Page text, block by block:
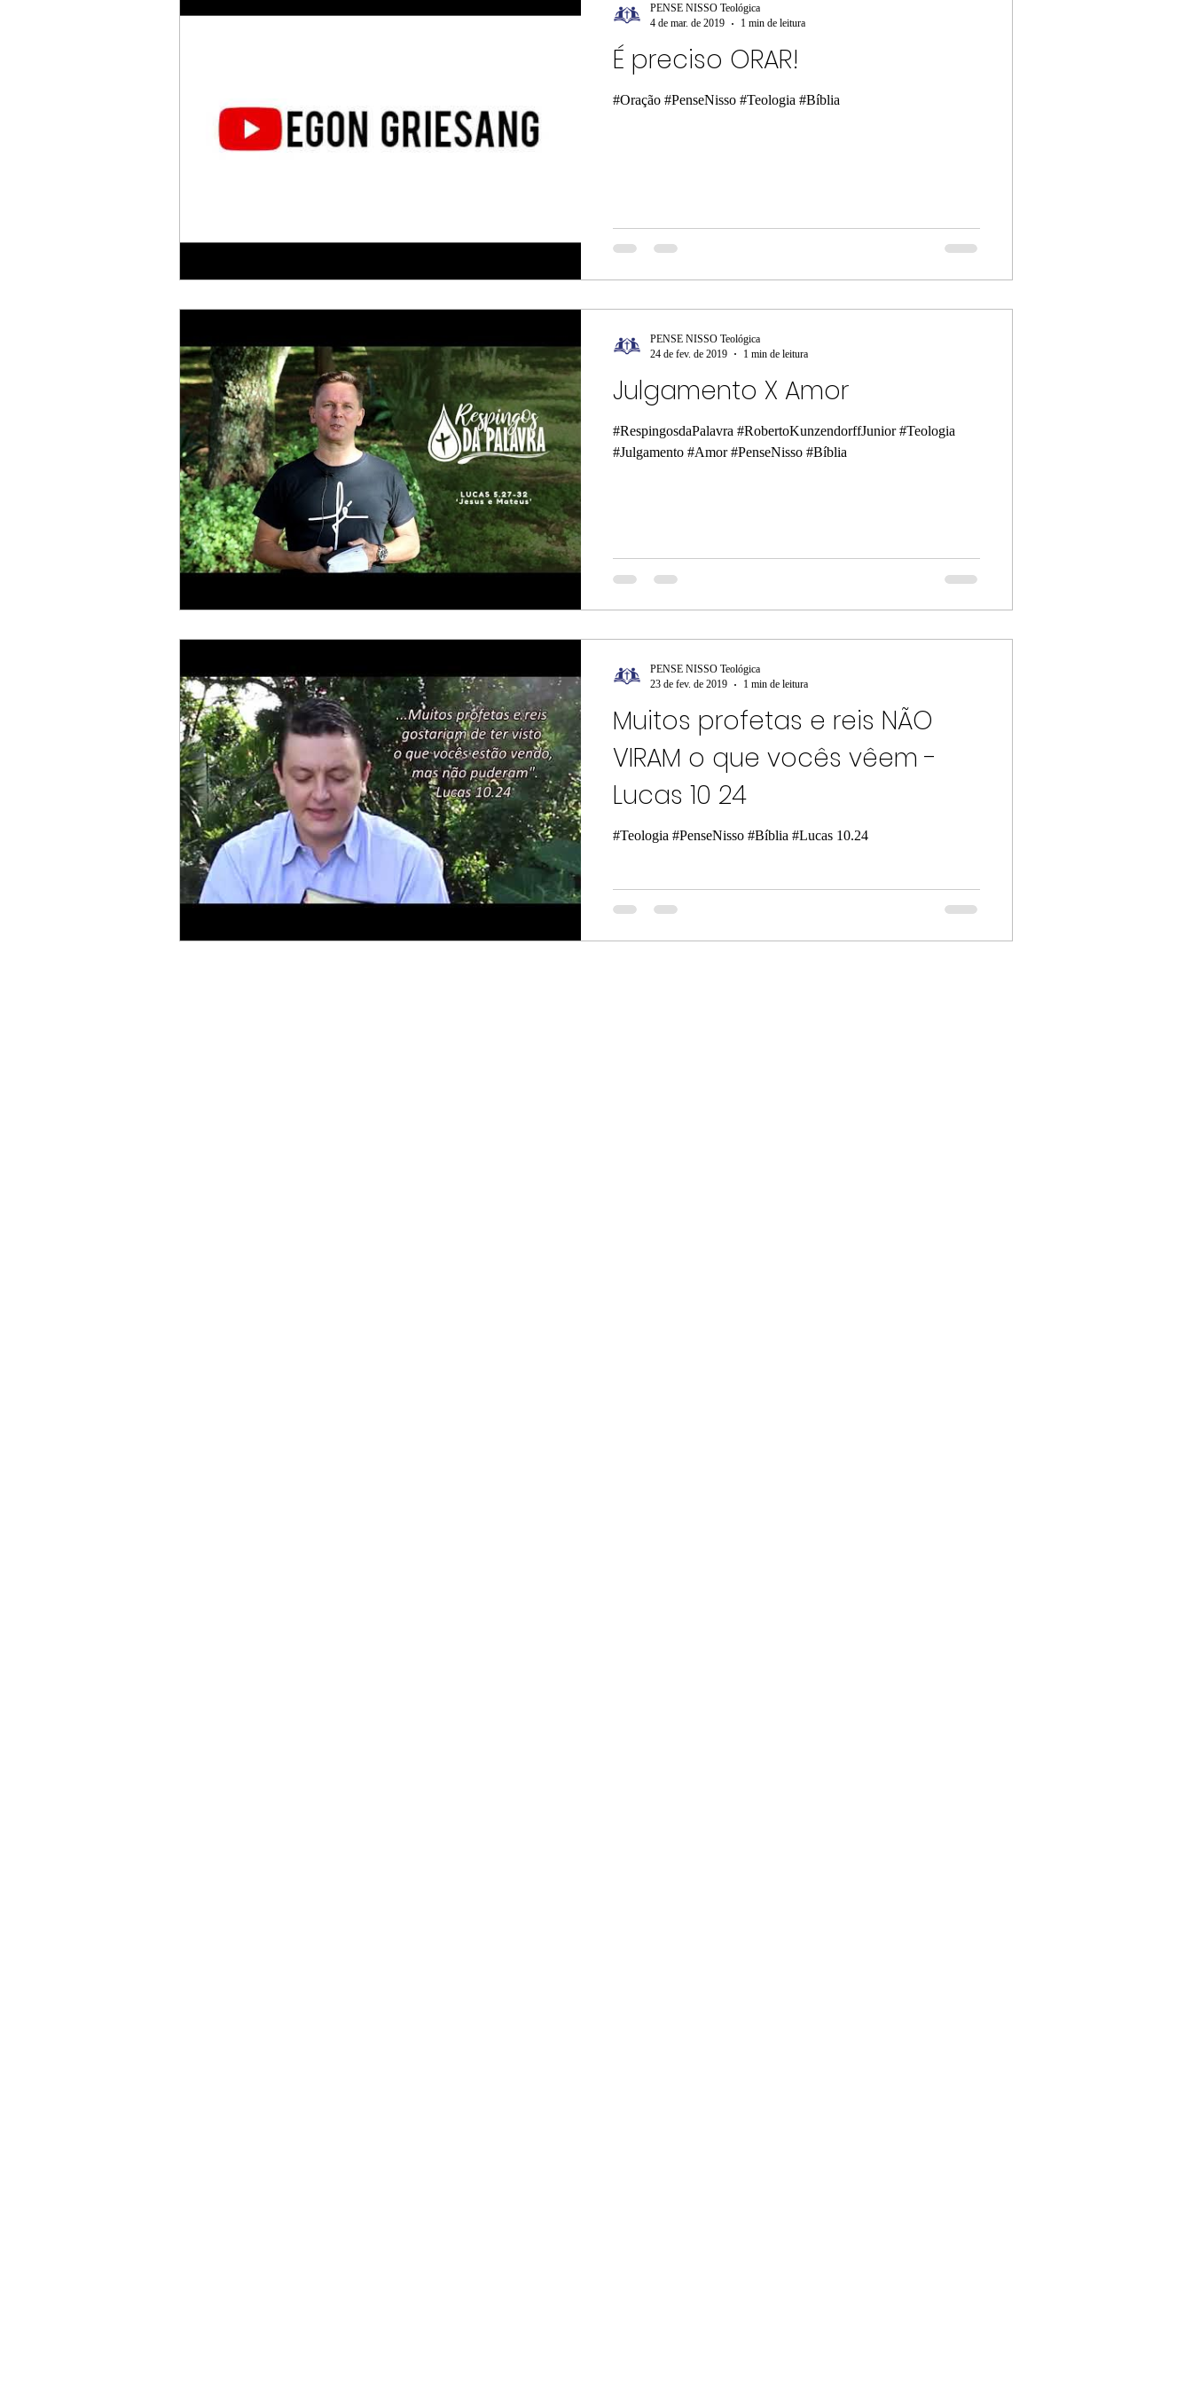
É preciso ORAR!
#Oração #PenseNisso #Teologia #Bíblia
PENSE NISSO Teológica
4 de mar. de 2019
1 min de leitura
Julgamento X Amor
#RespingosdaPalavra #RobertoKunzendorffJunior #Teologia
#Julgamento #Amor #PenseNisso #Bíblia
PENSE NISSO Teológica
24 de fev. de 2019
1 min de leitura
Muitos profetas e reis NÃO
VIRAM o que vocês vêem -
Lucas 10 24
#Teologia #PenseNisso #Bíblia #Lucas 10.24
PENSE NISSO Teológica
23 de fev. de 2019
1 min de leitura